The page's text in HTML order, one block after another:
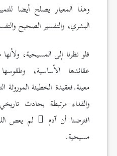
وهذا المعيار يصلح أيضا
البشري، والتفسير الصحيح
فلو نظرنا إلى المسيحية،
عقائدها الأساسية،
معينة.فعقيدة الخطيئة
والفداء مرتبطة بحادث
افترضنا أن آدم
لم يعص
مسيحية.